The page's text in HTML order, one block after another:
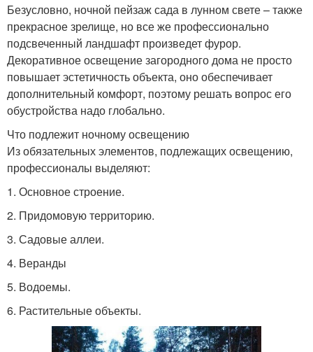
Безусловно, ночной пейзаж сада в лунном свете – также
прекрасное зрелище, но все же профессионально
подсвеченный ландшафт произведет фурор.
Декоративное освещение загородного дома не просто
повышает эстетичность объекта, оно обеспечивает
дополнительный комфорт, поэтому решать вопрос его
обустройства надо глобально.
Что подлежит ночному освещению
Из обязательных элементов, подлежащих освещению,
профессионалы выделяют:
1.​ Основное строение.
2.​ Придомовую территорию.
3.​ Садовые аллеи.
4.​ Веранды
5.​ Водоемы.
6.​ Растительные объекты.